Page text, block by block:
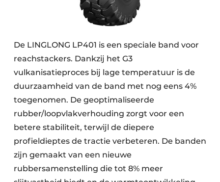
De LINGLONG LP401 is een speciale band voor
reachstackers. Dankzij het G3
vulkanisatieproces bij lage temperatuur is de
duurzaamheid van de band met nog eens 4%
toegenomen. De geoptimaliseerde
rubber/loopvlakverhouding zorgt voor een
betere stabiliteit, terwijl de diepere
profieldieptes de tractie verbeteren. De banden
zijn gemaakt van een nieuwe
rubbersamenstelling die tot 8% meer